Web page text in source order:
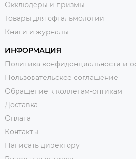
Окклюдеры и призмы
Товары для офтальмологии
Книги и журналы
ИНФОРМАЦИЯ
Политика конфиденциальности и
Пользовательское соглашение
Обращение к коллегам-оптикам
Доставка
Оплата
Контакты
Написать директору